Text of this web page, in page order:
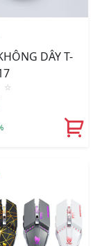
DÂY T-
☆